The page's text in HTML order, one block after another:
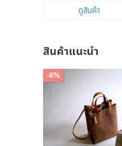
ดูสินค้า
สินค้าแนะนำ
-8%